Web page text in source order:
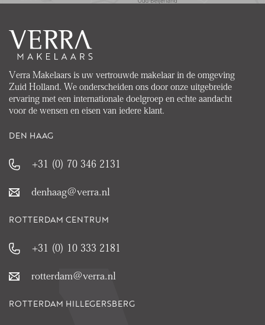
Verra Makelaars is uw vertrouwde makelaar in de omgeving
Zuid Holland. We onderscheiden ons door onze uitgebreide
ervaring met een internationale doelgroep en echte aandacht
voor de wensen en eisen van iedere klant.
DEN HAAG
+31 (0) 70 346 2131
denhaag@verra.nl
ROTTERDAM CENTRUM
+31 (0) 10 333 2181
rotterdam@verra.nl
ROTTERDAM HILLEGERSBERG